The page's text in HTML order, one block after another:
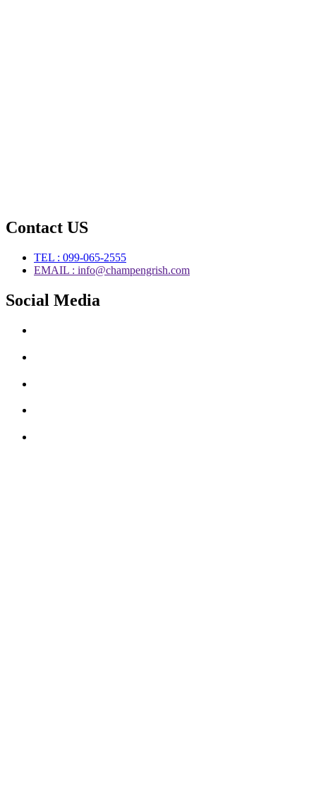
Contact US
TEL : 099-065-2555
EMAIL : info@champengrish.com
Social Media